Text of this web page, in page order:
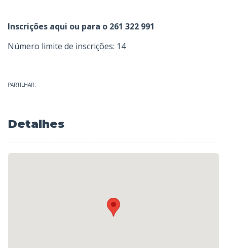
Inscrições aqui ou para o 261 322 991
Número limite de inscrições: 14
PARTILHAR:
Detalhes